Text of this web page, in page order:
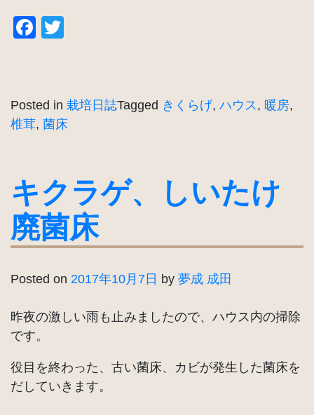
Facebook
Posted in 栽培日誌Tagged きくらげ, ハウス, 暖房,
椎茸, 菌床
キクラゲ、しいたけ
廃菌床
Posted on 2017年10月7日 by 夢成 成田
昨夜の激しい雨も止みましたので、ハウス内の掃除
です。
役目を終わった、古い菌床、カビが発生した菌床を
だしていきます。